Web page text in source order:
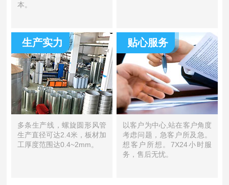
本。
生产实力
多条生产线，螺旋圆形风管
生产直径可达2.4米，板材加
工厚度范围达0.4~2mm。
贴心服务
以客户为中心,站在客户角度
考虑问题，急客户所及急。
想客户所想。7X24小时服
务，售后无忧。